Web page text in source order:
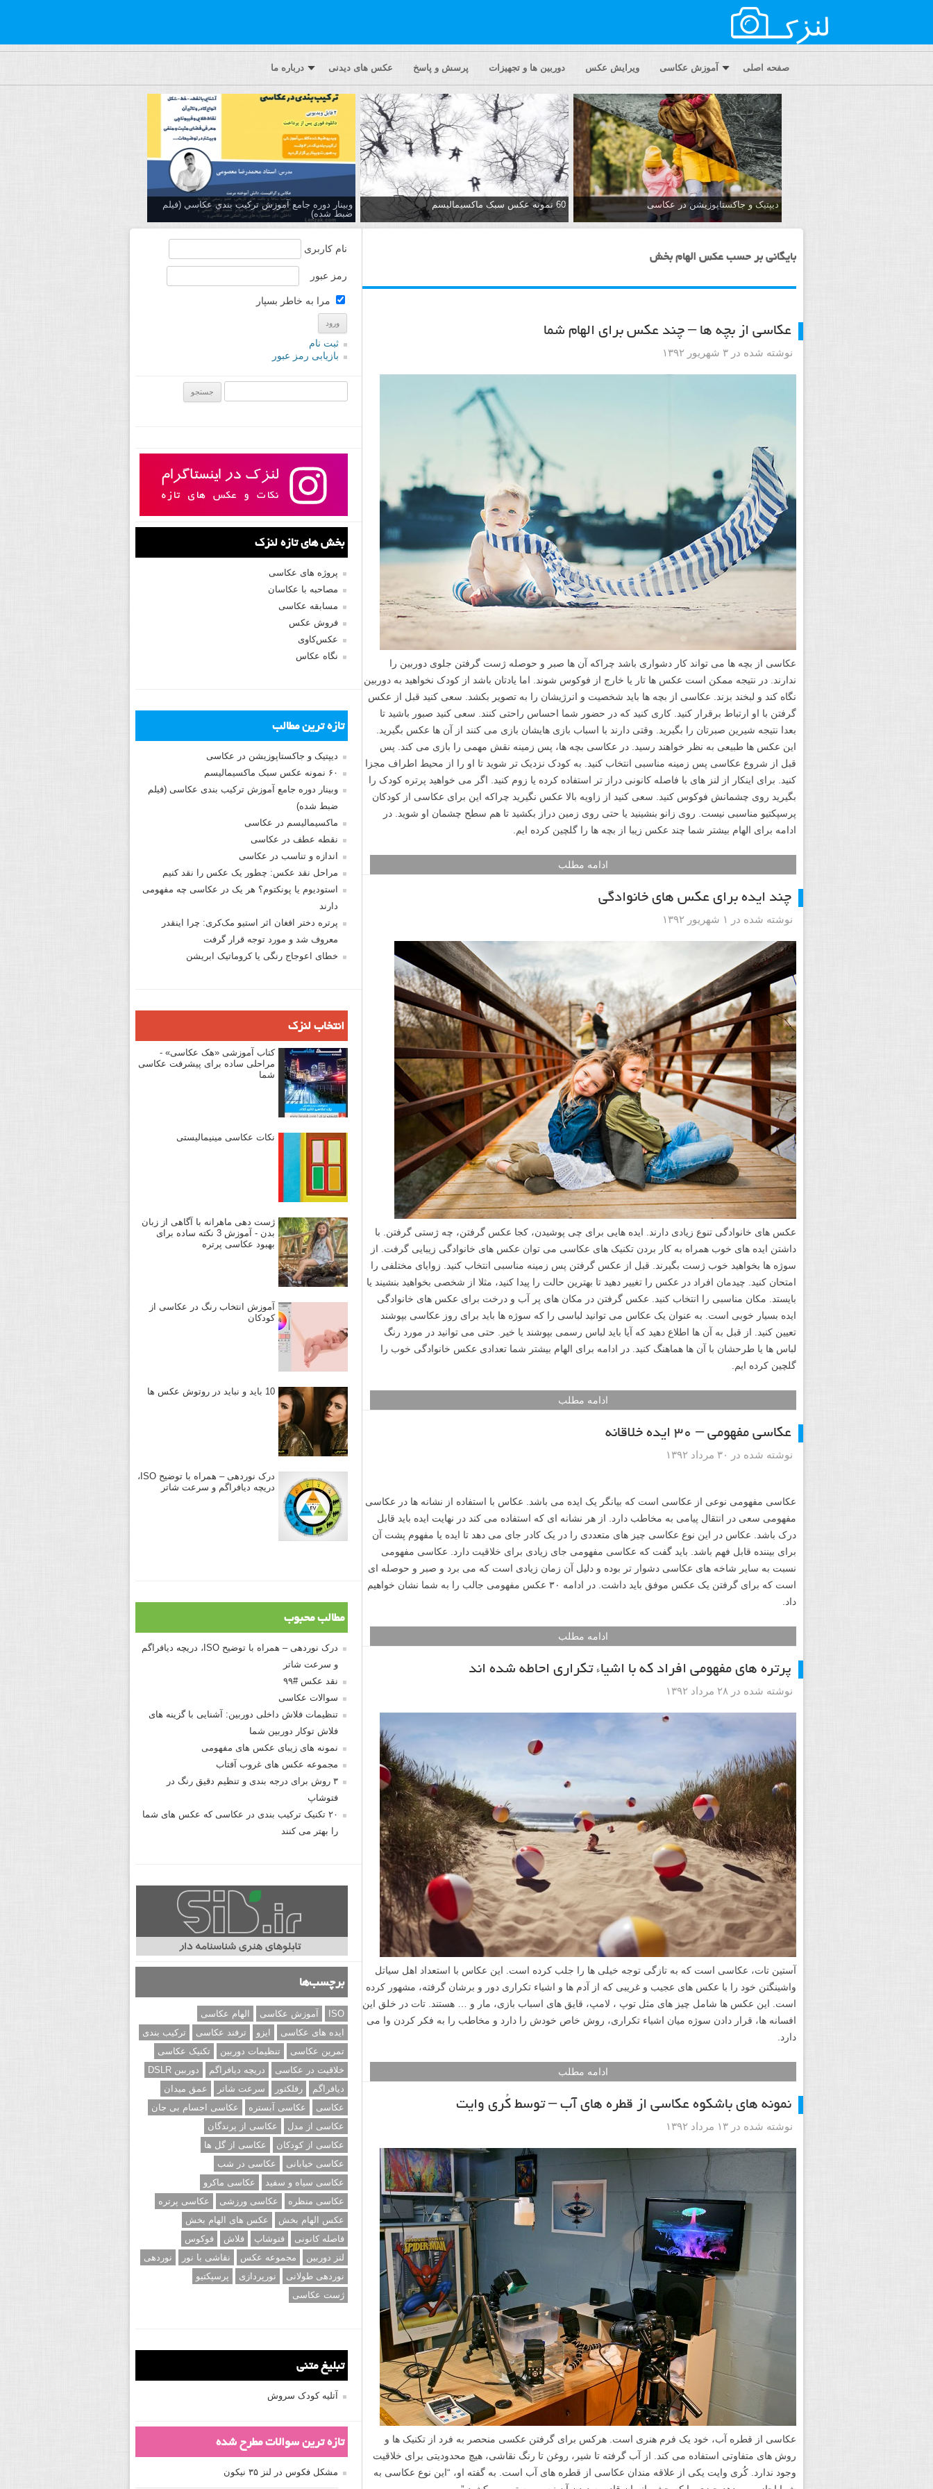
صفحه اصلی آموزش عکاسی ویرایش عکس دوربین ها و تجهیزات پرسش و پاسخ عکس های دیدنی درباره ما
دیپتیک و جاکستا‌پوزیشن در عکاسی 60 نمونه عکس سبک ماکسیمالیسم
وبینار دوره جامع آموزش تركيب بندي عكاسي (فیلم
ضبط شده)
بایگانی بر حسب عکس الهام بخش
عکاسی از بچه ها – چند عکس برای الهام شما
نوشته شده در ۳ شهریور ۱۳۹۲
عکاسی از بچه ها می تواند کار دشواری باشد چراکه آن ها صبر و حوصله ژست گرفتن جلوی دوربین را
ندارند. در نتیجه ممکن است عکس ها تار یا خارج از فوکوس شوند. اما یادتان باشد از کودک نخواهید به دوربین
نگاه کند و لبخند بزند. عکاسی از بچه ها باید شخصیت و انرژیشان را به تصویر بکشد. سعی کنید قبل از عکس
گرفتن با او ارتباط برقرار کنید. کاری کنید که در حضور شما احساس راحتی کنند. سعی کنید صبور باشید تا
بعدا نتیجه شیرین صبرتان را بگیرید. وقتی دارند با اسباب بازی هایشان بازی می کنند از آن ها عکس بگیرید.
این عکس ها طبیعی به نظر خواهند رسید. در عکاسی بچه ها، پس زمینه نقش مهمی را بازی می کند. پس
قبل از شروع عکاسی پس زمینه مناسبی انتخاب کنید. به کودک نزدیک تر شوید تا او را از محیط اطراف مجزا
کنید. برای اینکار از لنز های با فاصله کانونی دراز تر استفاده کرده یا زوم کنید. اگر می خواهید پرتره کودک را
بگیرید روی چشمانش فوکوس کنید. سعی کنید از زاویه بالا عکس نگیرید چراکه این برای عکاسی از کودکان
پرسپکتیو مناسبی نیست. روی زانو بنشینید یا حتی روی زمین دراز بکشید تا هم سطح چشمان او شوید. در
ادامه برای الهام بیشتر شما چند عکس زیبا از بچه ها را گلچین کرده ایم.
ادامه مطلب
چند ایده برای عکس های خانوادگی
نوشته شده در ۱ شهریور ۱۳۹۲
عکس های خانوادگی تنوع زیادی دارند. ایده هایی برای چی پوشیدن، کجا عکس گرفتن، چه ژستی گرفتن. با
داشتن ایده های خوب همراه به کار بردن تکنیک های عکاسی می توان عکس های خانوادگی زیبایی گرفت. از
سوژه ها بخواهید خوب ژست بگیرند. قبل از عکس گرفتن پس زمینه مناسبی انتخاب کنید. زوایای مختلفی را
امتحان کنید. چیدمان افراد در عکس را تغییر دهید تا بهترین حالت را پیدا کنید، مثلا از شخصی بخواهید بنشیند یا
بایستد. مکان مناسبی را انتخاب کنید. عکس گرفتن در مکان های پر آب و درخت برای عکس های خانوادگی
ایده بسیار خوبی است. به عنوان یک عکاس می توانید لباسی را که سوژه ها باید برای روز عکاسی بپوشند
تعیین کنید. از قبل به آن ها اطلاع دهید که آیا باید لباس رسمی بپوشند یا خیر. حتی می توانید در مورد رنگ
لباس ها یا طرحشان با آن ها هماهنگ کنید. در ادامه برای الهام بیشتر شما تعدادی عکس خانوادگی خوب را
گلچین کرده ایم.
ادامه مطلب
عکاسی مفهومی – ۳۰ ایده خلاقانه
نوشته شده در ۳۰ مرداد ۱۳۹۲
عکاسی مفهومی نوعی از عکاسی است که بیانگر یک ایده می باشد. عکاس با استفاده از نشانه ها در عکاسی
مفهومی سعی در انتقال پیامی به مخاطب دارد. از هر نشانه ای که استفاده می کند در نهایت ایده باید قابل
درک باشد. عکاس در این نوع عکاسی چیز های متعددی را در یک کادر جای می دهد تا ایده یا مفهوم پشت آن
برای بیننده قابل فهم باشد. باید گفت که عکاسی مفهومی جای زیادی برای خلاقیت دارد. عکاسی مفهومی
نسبت به سایر شاخه های عکاسی دشوار تر بوده و دلیل آن زمان زیادی است که می برد و صبر و حوصله ای
است که برای گرفتن یک عکس موفق باید داشت. در ادامه ۳۰ عکس مفهومی جالب را به شما نشان خواهیم
داد.
ادامه مطلب
پرتره های مفهومی افراد که با اشیاء تکراری احاطه شده اند
نوشته شده در ۲۸ مرداد ۱۳۹۲
آستین تات، عکاسی است که به تازگی توجه خیلی ها را جلب کرده است. این عکاس با استعداد اهل سیاتل
واشینگتن خود را با عکس های عجیب و غریبی که از آدم ها و اشیاء تکراری دور و برشان گرفته، مشهور کرده
است. این عکس ها شامل چیز های مثل توپ ، لامپ، قایق های اسباب بازی، مار و … هستند. تات در خلق این
افسانه ها، قرار دادن سوژه میان اشیاء تکراری، روش خاص خودش را دارد و مخاطب را به فکر کردن وا می
دارد.
ادامه مطلب
نمونه های باشکوه عکاسی از قطره های آب – توسط کُری وایت
نوشته شده در ۱۳ مرداد ۱۳۹۲
عکاسی از قطره آب، خود یک فرم هنری است. هرکس برای گرفتن عکسی منحصر به فرد از تکنیک ها و
روش های متفاوتی استفاده می کند. از آب گرفته تا شیر، روغن تا رنگ نقاشی، هیچ محدودیتی برای خلاقیت
وجود ندارد. کُری وایت یکی از علاقه مندان عکاسی از قطره های آب است. به گفته او، “این نوع عکاسی به
نام کاربری
رمز عبور
مرا به خاطر بسپار
ثبت نام
بازیابی رمز عبور
بخش های تازه لنزک
پروژه های عکاسی
مصاحبه با عکاسان
مسابقه عکاسی
فروش عکس
عکس‌کاوی
نگاه عکاس
تازه ترین مطالب
دیپتیک و جاکستا‌پوزیشن در عکاسی
۶۰ نمونه عکس سبک ماکسیمالیسم
وبینار دوره جامع آموزش ترکیب بندی عکاسی (فیلم
ضبط شده)
ماکسیمالیسم در عکاسی
نقطه عطف در عکاسی
اندازه و تناسب در عکاسی
مراحل نقد عکس: چطور یک عکس را نقد کنیم
استودیوم یا پونکتوم؟ هر یک در عکاسی چه مفهومی
دارند
پرتره دختر افغان اثر استیو مک‌کری: چرا اینقدر
معروف شد و مورد توجه قرار گرفت
خطای اعوجاج رنگی یا کروماتیک ابریشن
انتخاب لنزک
کتاب آموزشی «هک عکاسی» -
مراحلی ساده برای پیشرفت عکاسی
شما
نکات عکاسی مینیمالیستی
ژست دهی ماهرانه با آگاهی از زبان
بدن - آموزش 3 نکته ساده برای
بهبود عکاسی پرتره
آموزش انتخاب رنگ در عکاسی از
کودکان
10 باید و نباید در روتوش عکس ها
درک نوردهی – همراه با توضیح ISO،
دریچه دیافراگم و سرعت شاتر
مطالب محبوب
درک نوردهی – همراه با توضیح ISO، دریچه دیافراگم
و سرعت شاتر
نقد عکس #۹۹
سوالات عکاسی
تنظیمات فلاش داخلی دوربین: آشنایی با گزینه های
فلاش توکار دوربین شما
نمونه های زیبای عکس های مفهومی
مجموعه عکس های غروب آفتاب
۳ روش برای درجه بندی و تنظیم دقیق رنگ در
فتوشاپ
۲۰ تکنیک ترکیب بندی در عکاسی که عکس های شما
را بهتر می کنند
برچسب‌ها
ISO آموزش عکاسی
الهام عکاسی
ایده های عکاسی
ایزو ترفند عکاسی
ترکیب بندی
تمرین عکاسی
تنظیمات دوربین
تکنیک عکاسی
خلاقیت در عکاسی
دریچه دیافراگم
دوربین DSLR
دیافراگم
رفلکتور سرعت شاتر
عمق میدان
عکاسی
عکاسی آبستره
عکاسی اجسام بی جان
عکاسی از مدل
عکاسی از پرندگان
عکاسی از کودکان
عکاسی از گل ها
عکاسی خیابانی
عکاسی در شب
عکاسی سیاه و سفید
عکاسی ماکرو
عکاسی منظره
عکاسی ورزشی
عکاسی پرتره
عکس الهام بخش
عکس های الهام بخش
فاصله کانونی
فتوشاپ فلاش
فوکوس
لنز دوربین
مجموعه عکس نقاشی با نور
نوردهی
نوردهی طولانی
نورپردازی
پرسپکتیو
ژست عکاسی
تبلیغ متنی
آتلیه کودک سروش
تازه ترین سوالات مطرح شده
مشکل فکوس در لنز ۳۵ نیکون